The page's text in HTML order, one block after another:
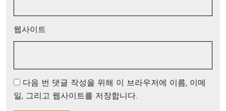
웹사이트
다음 번 댓글 작성을 위해 이 브라우저에 이름, 이메
일, 그리고 웹사이트를 저장합니다.